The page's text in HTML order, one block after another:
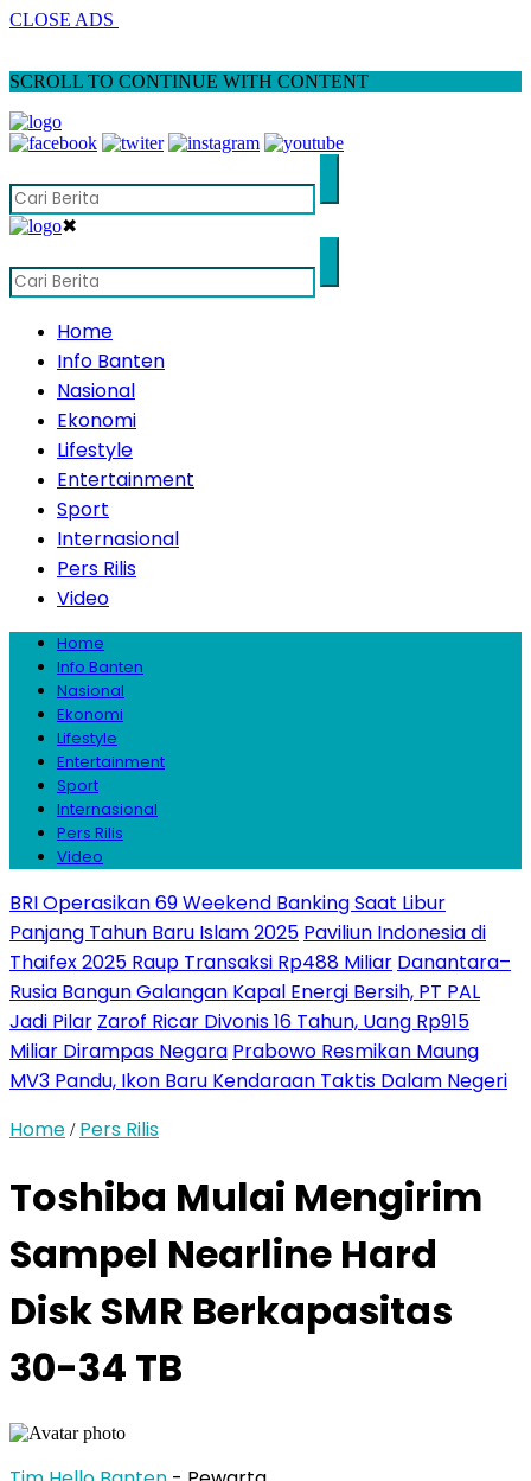
CLOSE ADS
SCROLL TO CONTINUE WITH CONTENT
✖
Home
Info Banten
Nasional
Ekonomi
Lifestyle
Entertainment
Sport
Internasional
Pers Rilis
Video
Home
Info Banten
Nasional
Ekonomi
Lifestyle
Entertainment
Sport
Internasional
Pers Rilis
Video
BRI Operasikan 69 Weekend Banking Saat Libur
Panjang Tahun Baru Islam 2025 Paviliun Indonesia di
Thaifex 2025 Raup Transaksi Rp488 Miliar Danantara–
Rusia Bangun Galangan Kapal Energi Bersih, PT PAL
Jadi Pilar Zarof Ricar Divonis 16 Tahun, Uang Rp915
Miliar Dirampas Negara Prabowo Resmikan Maung
MV3 Pandu, Ikon Baru Kendaraan Taktis Dalam Negeri
Home / Pers Rilis
Toshiba Mulai Mengirim
Sampel Nearline Hard
Disk SMR Berkapasitas
30-34 TB